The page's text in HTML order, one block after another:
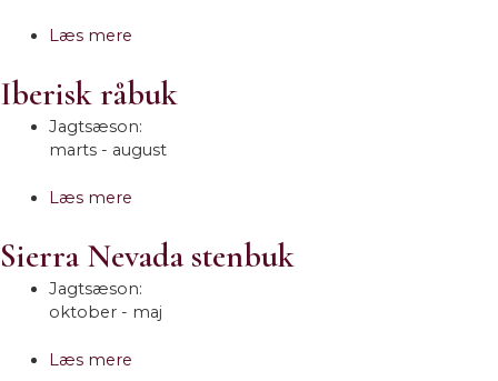
Læs mere
Iberisk råbuk
Jagtsæson:
marts - august
Læs mere
Sierra Nevada stenbuk
Jagtsæson:
oktober - maj
Læs mere